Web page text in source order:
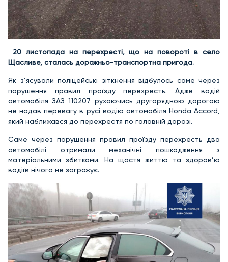
20 листопада на перехресті, що на повороті в село
Щасливе, сталась дорожньо-транспортна пригода.
Як з’ясували поліцейські зіткнення відбулось саме через
порушення правил проїзду перехресть. Адже водій
автомобіля ЗАЗ 110207 рухаючись другорядною дорогою
не надав перевагу в русі водію автомобіля Honda Accord,
який наближався до перехрестя по головній дорозі.
Саме через порушення правил проїзду перехресть два
автомобілі отримали механічні пошкодження з
матеріальними збитками. На щастя життю та здоров’ю
водіїв нічого не загрожує.